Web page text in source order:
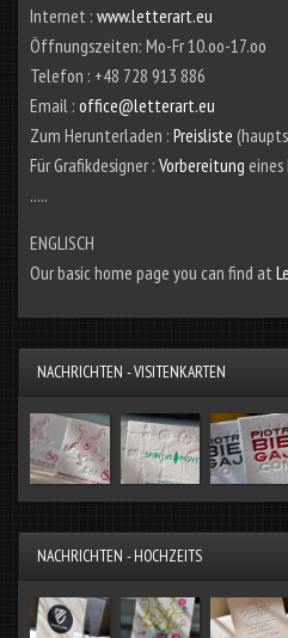
Internet : www.letterart.eu
Öffnungszeiten: Mo-Fr 10.oo-17.oo
Telefon : +48 728 913 886
Email : office@letterart.eu
Zum Herunterladen : Preisliste
Für Grafikdesigner : Vorbereitung eines
.....
ENGLISCH
Our basic home page you can find at
NACHRICHTEN - VISITENKARTEN
NACHRICHTEN - HOCHZEITS